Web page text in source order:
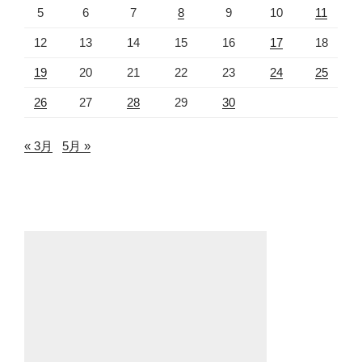
5 6 7 8 9 10 11
12 13 14 15 16 17 18
19 20 21 22 23 24 25
26 27 28 29 30
« 3月 5月 »